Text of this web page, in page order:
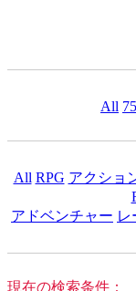
All
All RPG アクショ
アドベンチャー レ
現在の検索条件：